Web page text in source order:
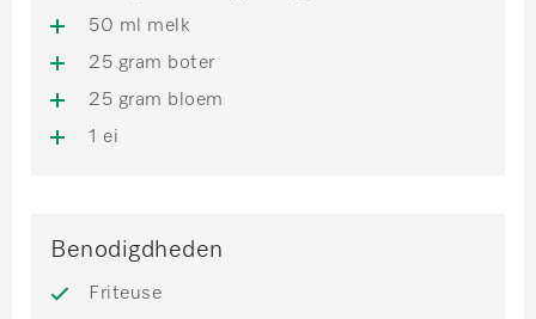
50 ml melk
25 gram boter
25 gram bloem
1 ei
Benodigdheden
Friteuse